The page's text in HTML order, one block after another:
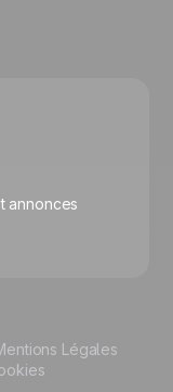
annonces
Légales